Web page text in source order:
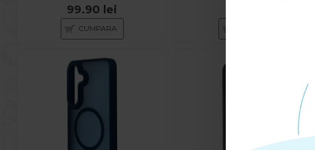
99.90 lei
CUMPARA